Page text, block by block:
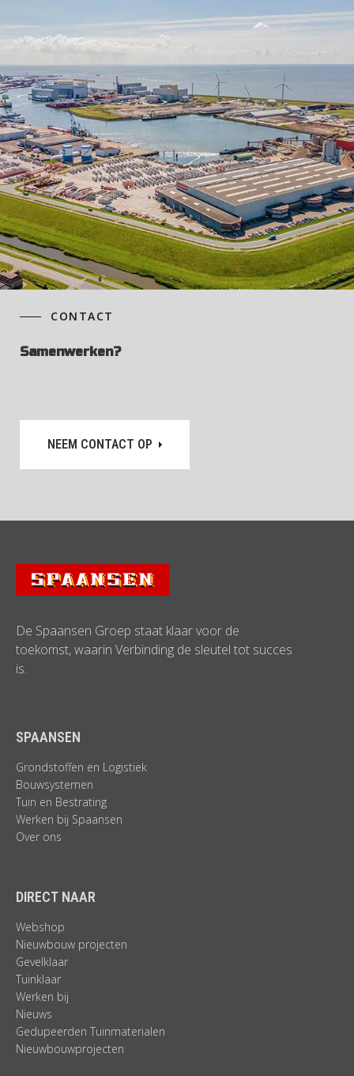
CONTACT
Samenwerken?
NEEM CONTACT OP
De Spaansen Groep staat klaar voor de
toekomst, waarin Verbinding de sleutel tot succes
is.
SPAANSEN
Grondstoffen en Logistiek
Bouwsystemen
Tuin en Bestrating
Werken bij Spaansen
Over ons
DIRECT NAAR
Webshop
Nieuwbouw projecten
Gevelklaar
Tuinklaar
Werken bij
Nieuws
Gedupeerden Tuinmaterialen
Nieuwbouwprojecten